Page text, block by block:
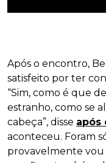
Após o encontro,
satisfeito por ter
“Sim, como é que
estranho, como se
cabeça”, disse após
aconteceu. Foram
provavelmente